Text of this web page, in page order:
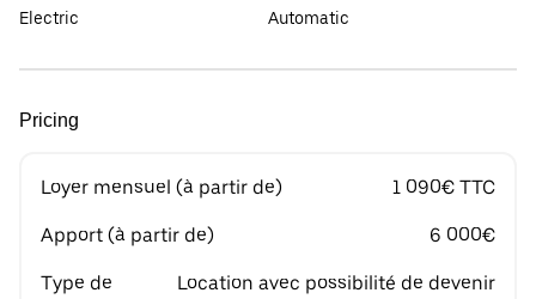
Electric
Automatic
Pricing
Loyer mensuel (à partir de) 1 090€ TTC
Apport (à partir de) 6 000€
Type de
Location avec possibilité de devenir